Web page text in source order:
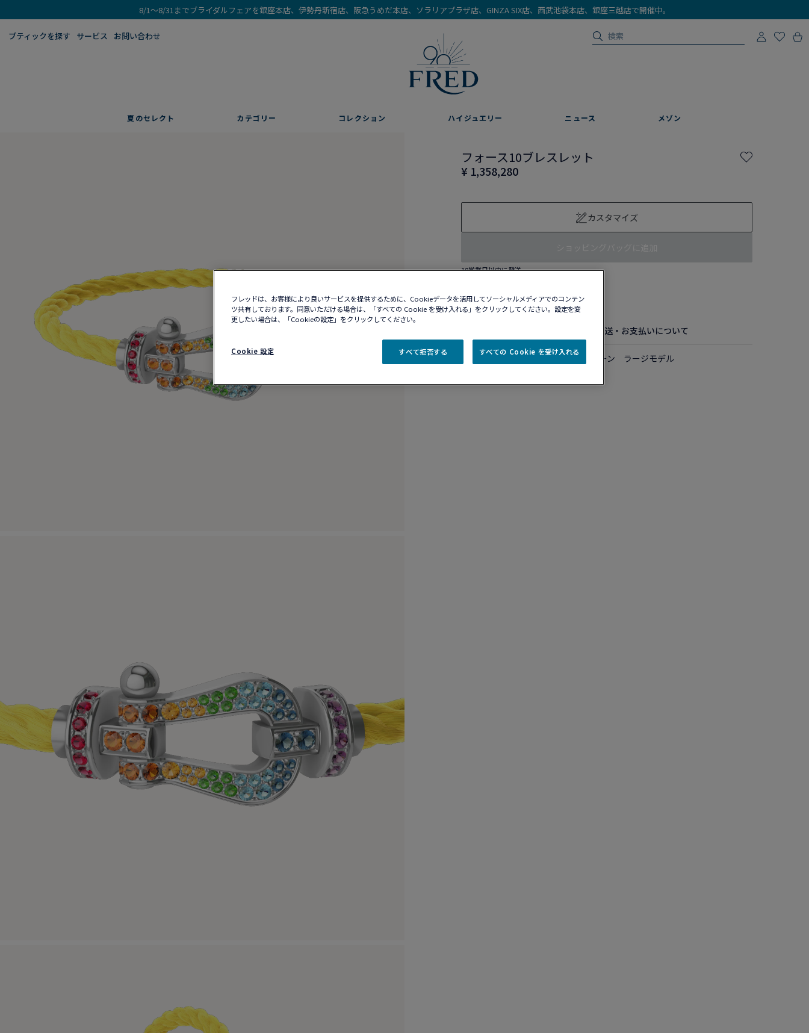
8/1～8/31までブライダルフェアを銀座本店、伊勢丹新宿店、阪急うめだ本店、ソラリアプラザ店、GINZA SIX店、西武池袋本店、銀座三越店で開催中。
ブティックを探す​ サービス お問い合わせ
夏のセレクト カテゴリー コレクション ハイジュエリー ニュース メゾン
フォース10ブレスレット
¥ 1,358,280
カスタマイズ
10営業日以内に発送
配送・お支払いについて
18K ホワイトゴールド ＆ カラーストーン ラージモデル
フレッドは、お客様により良いサービスを提供するために、Cookieデータを活用してソーシャルメディアでのコンテン
ツ共有しております。同意いただける場合は、「すべての Cookie を受け入れる」をクリックしてください。設定を変
更したい場合は、「Cookieの設定」をクリックしてください。
Cookie 設定 すべて拒否する すべての Cookie を受け入れる